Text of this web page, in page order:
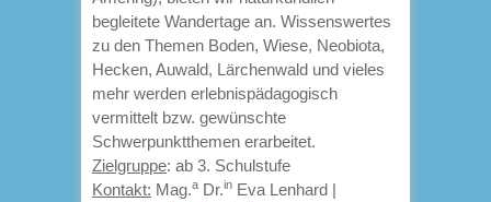
begleitete Wandertage an. Wissenswertes
zu den Themen Boden, Wiese, Neobiota,
Hecken, Auwald, Lärchenwald und vieles
mehr werden erlebnispädagogisch
vermittelt bzw. gewünschte
Schwerpunktthemen erarbeitet.
Zielgruppe: ab 3. Schulstufe
Kontakt: Mag.a Dr.in Eva Lenhard |